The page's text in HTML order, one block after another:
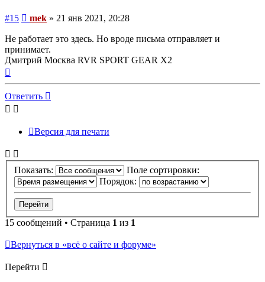
#15 Сообщение
mek » 21 янв 2021, 20:28
Не работает это здесь. Но вроде письма отправляет и
принимает.
Дмитрий Москва RVR SPORT GEAR X2
к
началу
Ответить
Версия для печати
Показать:
Поле сортировки:
Порядок:
15 сообщений • Страница 1 из 1
Вернуться в «всё о сайте и форуме»
Перейти